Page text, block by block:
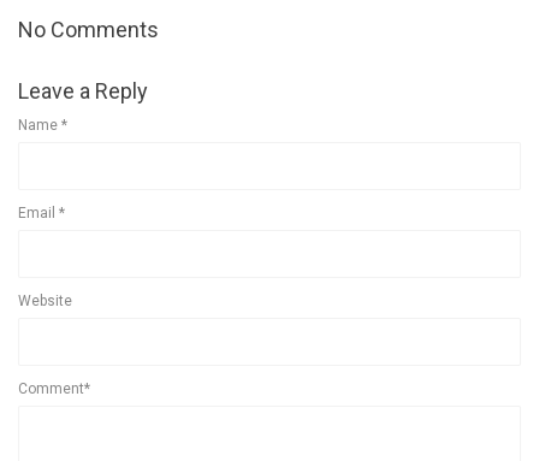
No Comments
Leave a Reply
Name *
Email *
Website
Comment*